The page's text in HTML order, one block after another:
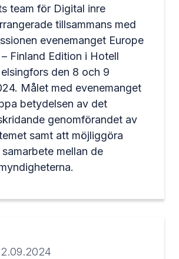
team för Digital inre
tillsammans med
evenemanget Europe
Finland Edition i Hotell
den 8 och 9
Målet med evenemanget
betydelsen av det
genomförandet av
samt att möjliggöra
mellan de